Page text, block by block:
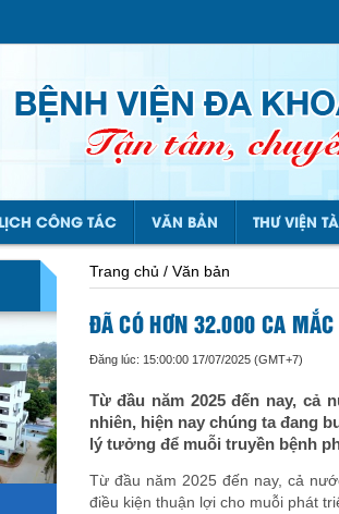
LỊCH CÔNG TÁC VĂN BẢN THƯ VIỆN
Trang chủ / Văn bản
ĐÃ CÓ HƠN 32.000 CA MẮC
Đăng lúc: 15:00:00 17/07/2025 (GMT+7)
Từ đầu năm 2025 đến nay, cả
nhiên, hiện nay chúng ta đang
lý tưởng để muỗi truyền bệnh
Từ đầu năm 2025 đến nay, cả
điều kiện thuận lợi cho muỗi phát